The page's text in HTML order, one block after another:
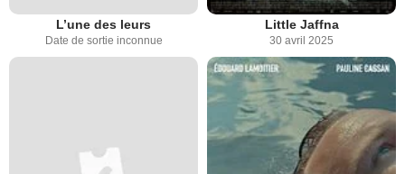
L’une des leurs
Date de sortie inconnue
Little Jaffna
30 avril 2025